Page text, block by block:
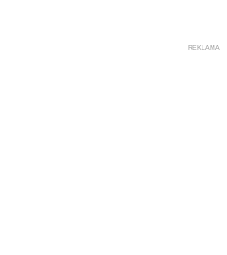
REKLAMA